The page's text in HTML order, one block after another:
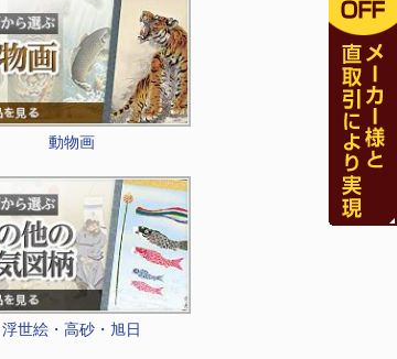
動物画
浮世絵・高砂・旭日